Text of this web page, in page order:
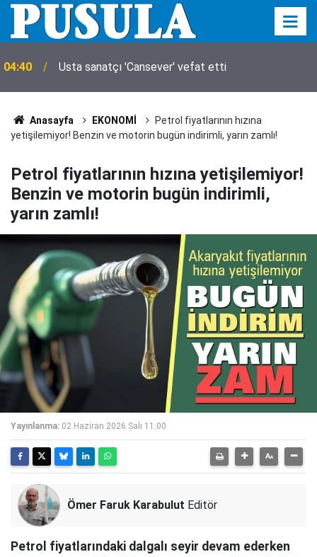
04:31 Arsenal'de Bruno Guimaraes mutluluğu
Anasayfa EKONOMİ
Petrol fiyatlarının hızına
yetişilemiyor! Benzin ve motorin bugün indirimli, yarın zamlı!
Petrol fiyatlarının hızına yetişilemiyor!
Benzin ve motorin bugün indirimli,
yarın zamlı!
Yayınlanma: 02 Haziran 2026 Salı 11:00
Ömer Faruk Karabulut Editör
Petrol fiyatlarındaki dalgalı seyir devam ederken